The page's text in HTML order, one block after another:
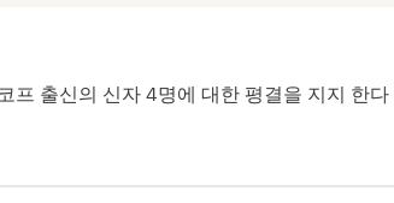
프 출신의 신자 4명에 대한 평결을 지지 한다